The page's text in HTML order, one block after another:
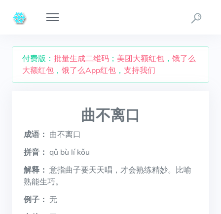
付费版： 批量生成二维码 ； 美团大额红包 ， 饿了么
大额红包 ， 饿了么App红包 ， 支持我们
曲不离口
成语： 曲不离口
拼音： qǔ bù lí kǒu
解释： 意指曲子要天天唱，才会熟练精妙。比喻
熟能生巧。
例子： 无